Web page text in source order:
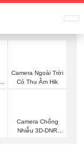
Camera Ngoài
Trời Có Thu Âm
Camera Chống
Nhiễu 3D-DNR